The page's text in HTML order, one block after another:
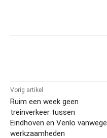
Vorig artikel
Ruim een week geen
treinverkeer tussen
Eindhoven en Venlo vanwege
werkzaamheden